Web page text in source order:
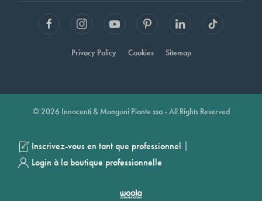
Privacy Policy Cookies Sitemap
© 2026 Innocenti & Mangoni Piante ssa - All Rights Reserved
Inscrivez-vous en tant que professionnel |
Login à la boutique professionnelle